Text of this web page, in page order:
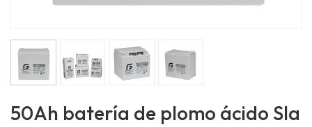
50Ah batería de plomo ácido Sla